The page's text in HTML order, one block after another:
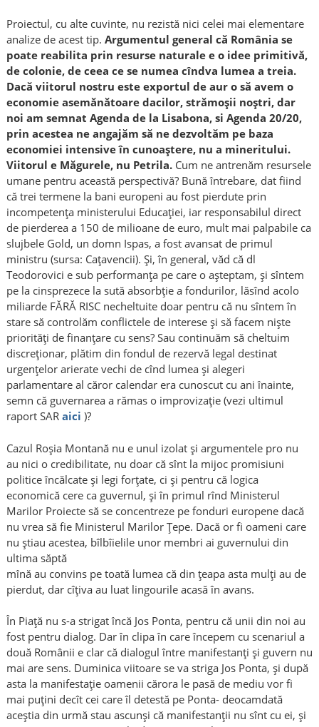
Proiectul, cu alte cuvinte, nu rezistă nici celei mai elementare
analize de acest tip. Argumentul general că România se
poate reabilita prin resurse naturale e o idee primitivă,
de colonie, de ceea ce se numea cîndva lumea a treia.
Dacă viitorul nostru este exportul de aur o să avem o
economie asemănătoare dacilor, strămoșii noștri, dar
noi am semnat Agenda de la Lisabona, si Agenda 20/20,
prin acestea ne angajăm să ne dezvoltăm pe baza
economiei intensive în cunoaștere, nu a mineritului.
Viitorul e Măgurele, nu Petrila.Cum ne antrenăm resursele
umane pentru această perspectivă? Bună întrebare, dat fiind
că trei termene la bani europeni au fost pierdute prin
incompetența ministerului Educației, iar responsabilul direct
de pierderea a 150 de milioane de euro, mult mai palpabile ca
slujbele Gold, un domn Ispas, a fost avansat de primul
ministru (sursa: Cațavencii). Și, în general, văd că dl
Teodorovici e sub performanța pe care o așteptam, și sîntem
pe la cinsprezece la sută absorbție a fondurilor, lăsînd acolo
miliarde FĂRĂ RISC necheltuite doar pentru că nu sîntem în
stare să controlăm conflictele de interese și să facem niște
priorități de finanțare cu sens? Sau continuăm să cheltuim
discreționar, plătim din fondul de rezervă legal destinat
urgențelor arierate vechi de cînd lumea și alegeri
parlamentare al căror calendar era cunoscut cu ani înainte,
semn că guvernarea a rămas o improvizație (vezi ultimul
raport SAR aici )?
Cazul Roșia Montană nu e unul izolat și argumentele pro nu
au nici o credibilitate, nu doar că sînt la mijoc promisiuni
politice încălcate și legi forțate, ci și pentru că logica
economică cere ca guvernul, și în primul rînd Ministerul
Marilor Proiecte să se concentreze pe fonduri europene dacă
nu vrea să fie Ministerul Marilor Țepe. Dacă or fi oameni care
nu știau acestea, bîlbîielile unor membri ai guvernului din
ultima săptă
mînă au convins pe toată lumea că din țeapa asta mulți au de
pierdut, dar cîțiva au luat lingourile acasă în avans.
În Piață nu s-a strigat încă Jos Ponta, pentru că unii din noi au
fost pentru dialog. Dar în clipa în care începem cu scenariul a
două Românii e clar că dialogul între manifestanți și guvern nu
mai are sens. Duminica viitoare se va striga Jos Ponta, și după
asta la manifestație oamenii cărora le pasă de mediu vor fi
mai puțini decît cei care îl detestă pe Ponta- deocamdată
aceștia din urmă stau ascunși că manifestanții nu sînt cu ei, și